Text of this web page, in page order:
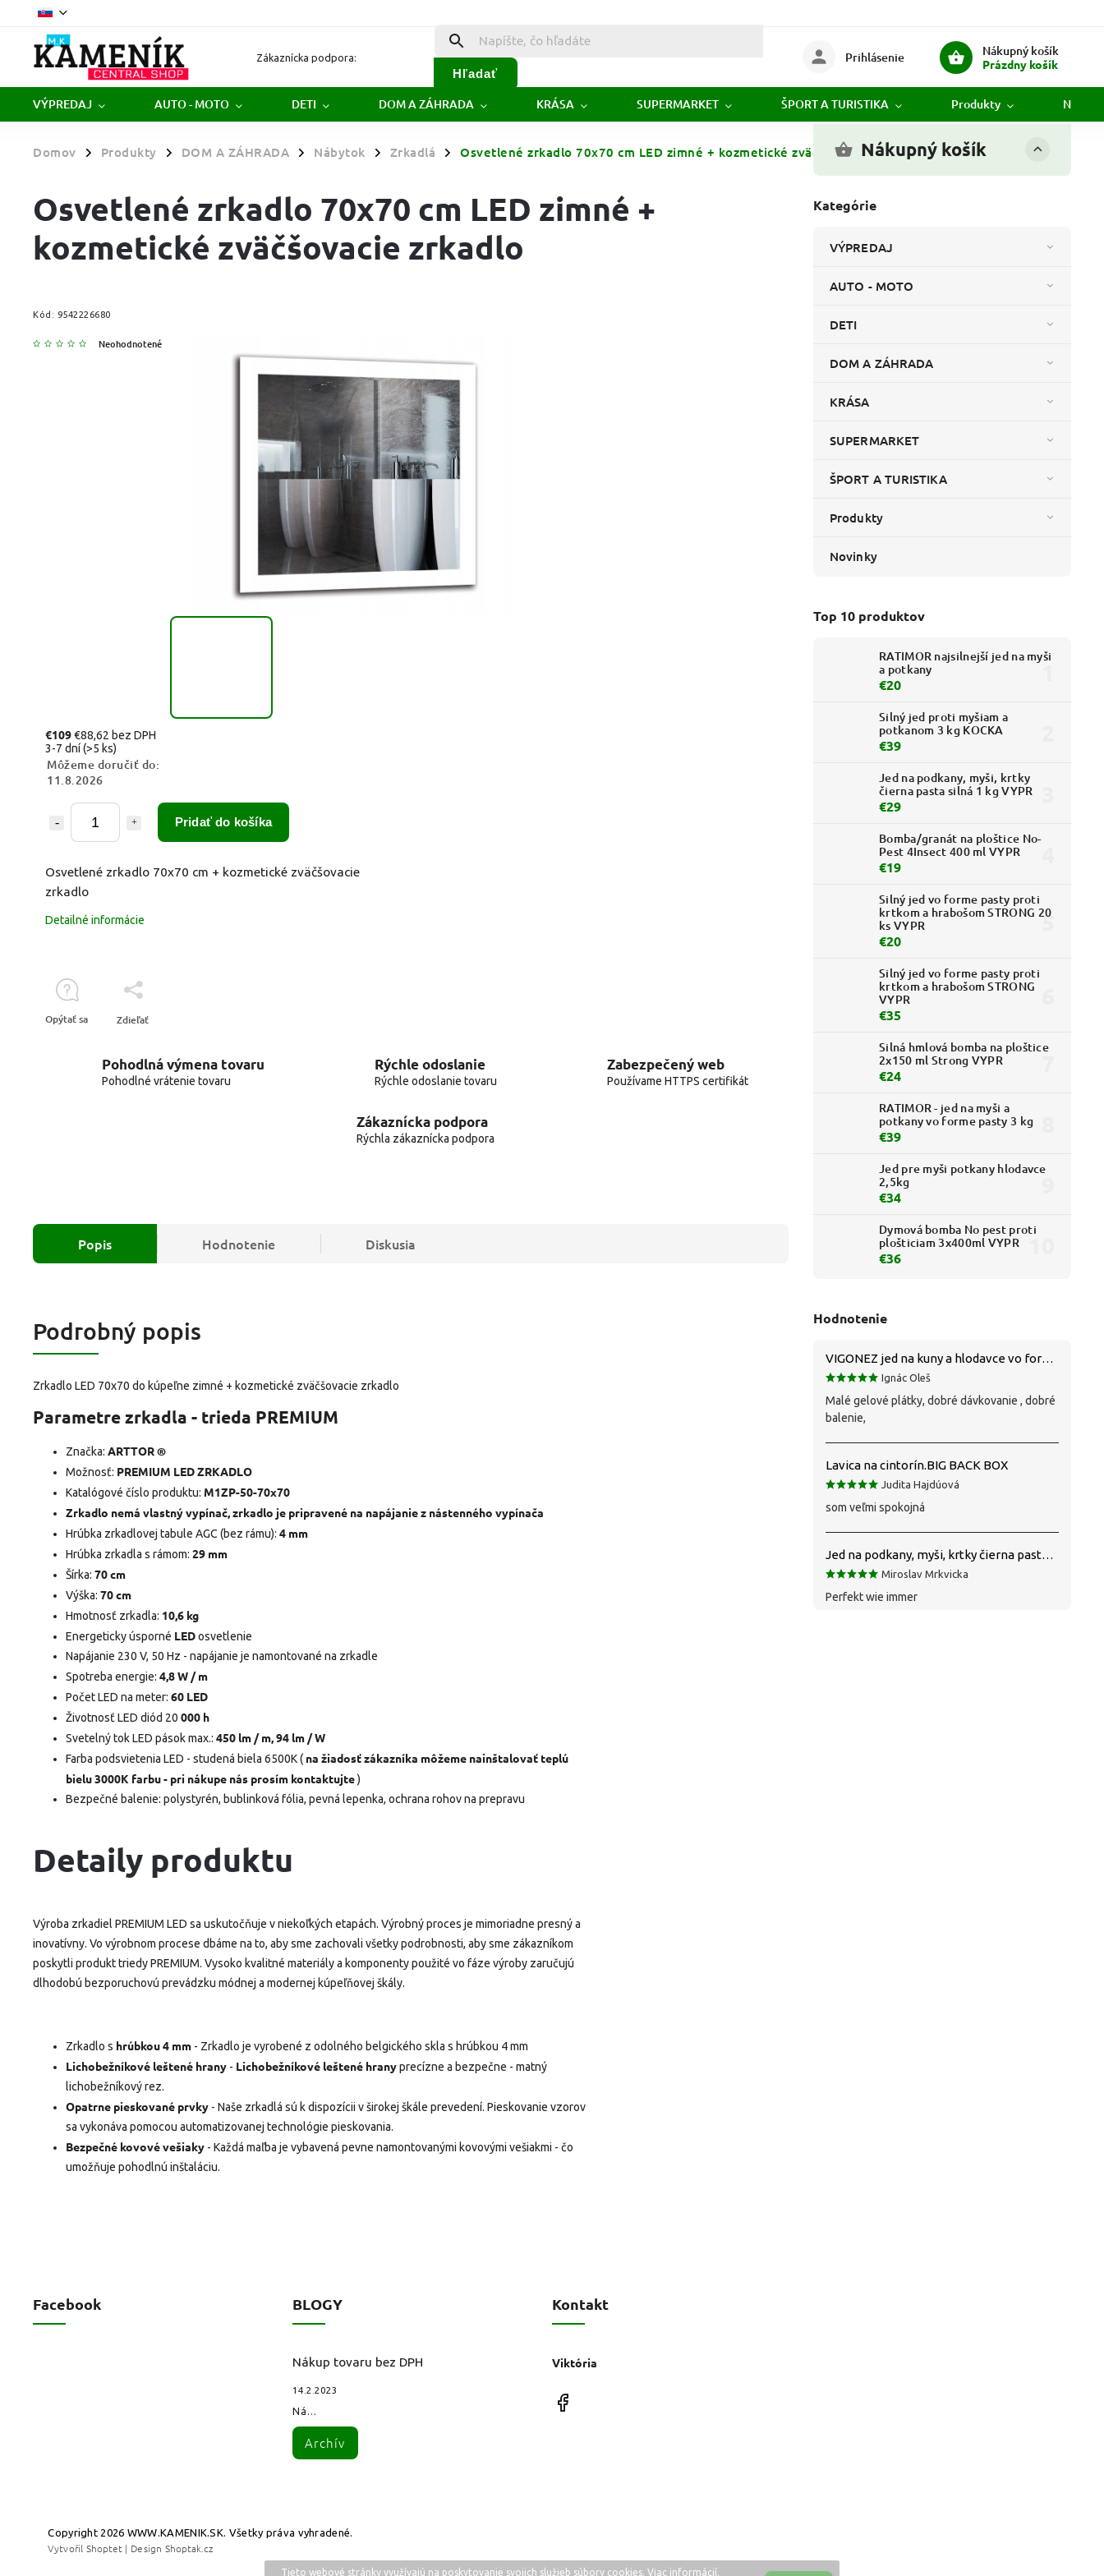
Tieto webové stránky využívajú na poskytovanie svojich služieb súbory cookies. Viac informácií.
Zákaznícka podpora:
Hľadať
Nákupný košík
Prázdny košík
Prihlásenie
VÝPREDAJ AUTO - MOTO DETI DOM A ZÁHRADA KRÁSA SUPERMARKET ŠPORT A TURISTIKA Produkty
Domov / Produkty / DOM A ZÁHRADA / Nábytok / Zrkadlá / Osvetlené zrkadlo 70x70 cm LED zimné + kozmetické zväčšovacie zrkadloNákupný košík
Kategórie
VÝPREDAJ
AUTO - MOTO
DETI
DOM A ZÁHRADA
KRÁSA
SUPERMARKET
ŠPORT A TURISTIKA
Produkty
Novinky
Top 10 produktov
RATIMOR najsilnejší jed na myši
a potkany
€20
Silný jed proti myšiam a
potkanom 3 kg KOCKA
€39
Jed na podkany, myši, krtky
čierna pasta silná 1 kg VYPR
€29
Bomba/granát na ploštice No-
Pest 4Insect 400 ml VYPR
€19
Silný jed vo forme pasty proti
krtkom a hrabošom STRONG 20
ks VYPR
€20
Silný jed vo forme pasty proti
krtkom a hrabošom STRONG
VYPR
€35
Silná hmlová bomba na ploštice
2x150 ml Strong VYPR
€24
RATIMOR - jed na myši a
potkany vo forme pasty 3 kg
€39
Jed pre myši potkany hlodavce
2,5kg
€34
Dymová bomba No pest proti
plošticiam 3x400ml VYPR
€36
Hodnotenie
VIGONEZ jed na kuny a hlodavce vo forme pasty 1,5 kg
Ignác Oleš
Malé gelové plátky, dobré dávkovanie , dobré
balenie,
Lavica na cintorín.BIG BACK BOX
Judita Hajdúová
som veľmi spokojná
Jed na podkany, myši, krtky čierna pasta silná 1 kg VYPR
Miroslav Mrkvicka
Perfekt wie immer
Osvetlené zrkadlo 70x70 cm LED zimné +
kozmetické zväčšovacie zrkadlo
Kód: 9542226680
Neohodnotené
€109€88,62 bez DPH
3-7 dní(>5 ks)
Môžeme doručiť do:
11.8.2026
Pridať do košíka
Osvetlené zrkadlo 70x70 cm + kozmetické zväčšovacie
zrkadlo
Detailné informácie
Opýtať sa Zdieľať
Pohodlná výmena tovaru
Pohodlné vrátenie tovaru
Rýchle odoslanie
Rýchle odoslanie tovaru
Zabezpečený web
Používame HTTPS certifikát
Zákaznícka podpora
Rýchla zákaznícka podpora
Popis Hodnotenie Diskusia
Podrobný popis
Zrkadlo LED 70x70 do kúpeľne zimné + kozmetické zväčšovacie zrkadlo
Parametre zrkadla - trieda PREMIUM
Značka: ARTTOR ®
Možnosť: PREMIUM LED ZRKADLO
Katalógové číslo produktu: M1ZP-50-70x70
Zrkadlo nemá vlastný vypínač, zrkadlo je pripravené na napájanie z nástenného vypínača
Hrúbka zrkadlovej tabule AGC (bez rámu): 4 mm
Hrúbka zrkadla s rámom: 29 mm
Šírka: 70 cm
Výška: 70 cm
Hmotnosť zrkadla: 10,6 kg
Energeticky úsporné LEDosvetlenie
Napájanie 230 V, 50 Hz - napájanie je namontované na zrkadle
Spotreba energie: 4,8 W / m
Počet LED na meter: 60 LED
Životnosť LED diód 20 000 h
Svetelný tok LED pások max.: 450 lm / m, 94 lm / W
Farba podsvietenia LED - studená biela 6500K ( na žiadosť zákazníka môžeme nainštalovať teplú
bielu 3000K farbu - pri nákupe nás prosím kontaktujte)
Bezpečné balenie: polystyrén, bublinková fólia, pevná lepenka, ochrana rohov na prepravu
Detaily produktu
Výroba zrkadiel PREMIUM LED sa uskutočňuje v niekoľkých etapách. Výrobný proces je mimoriadne presný a
inovatívny. Vo výrobnom procese dbáme na to, aby sme zachovali všetky podrobnosti, aby sme zákazníkom
poskytli produkt triedy PREMIUM. Vysoko kvalitné materiály a komponenty použité vo fáze výroby zaručujú
dlhodobú bezporuchovú prevádzku módnej a modernej kúpeľňovej škály.
Zrkadlo s hrúbkou 4 mm - Zrkadlo je vyrobené z odolného belgického skla s hrúbkou 4 mm
Lichobežníkové leštené hrany - Lichobežníkové leštené hranyprecízne a bezpečne - matný
lichobežníkový rez.
Opatrne pieskované prvky - Naše zrkadlá sú k dispozícii v širokej škále prevedení. Pieskovanie vzorov
sa vykonáva pomocou automatizovanej technológie pieskovania.
Bezpečné kovové vešiaky - Každá maľba je vybavená pevne namontovanými kovovými vešiakmi - čo
umožňuje pohodlnú inštaláciu.
Facebook BLOGY
Nákup tovaru bez DPH
14.2.2023
Ná...
Archív
Kontakt
Viktória
Copyright 2026 WWW.KAMENIK.SK. Všetky práva vyhradené.
VytvořilShoptet | DesignShoptak.cz